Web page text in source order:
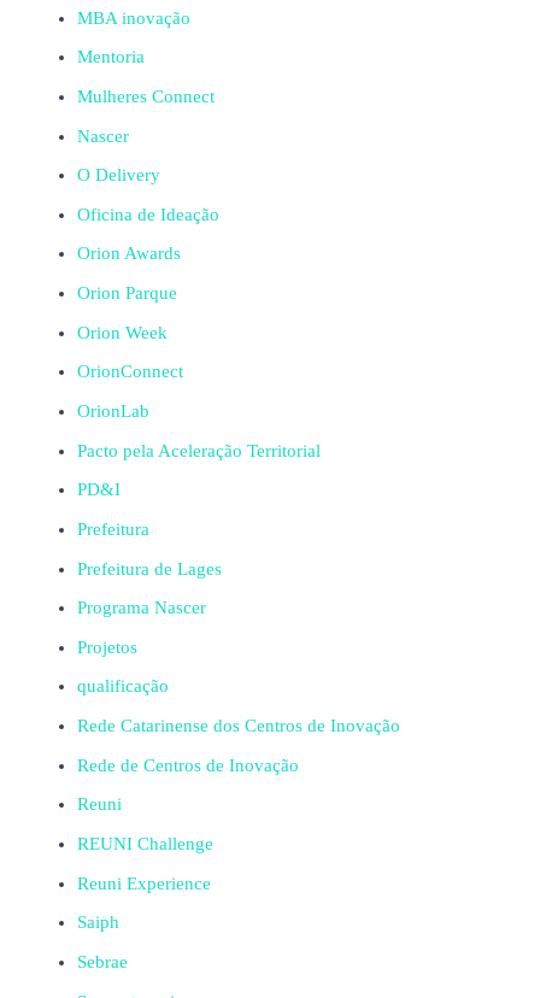
MBA inovação
Mentoria
Mulheres Connect
Nascer
O Delivery
Oficina de Ideação
Orion Awards
Orion Parque
Orion Week
OrionConnect
OrionLab
Pacto pela Aceleração Territorial
PD&I
Prefeitura
Prefeitura de Lages
Programa Nascer
Projetos
qualificação
Rede Catarinense dos Centros de Inovação
Rede de Centros de Inovação
Reuni
REUNI Challenge
Reuni Experience
Saiph
Sebrae